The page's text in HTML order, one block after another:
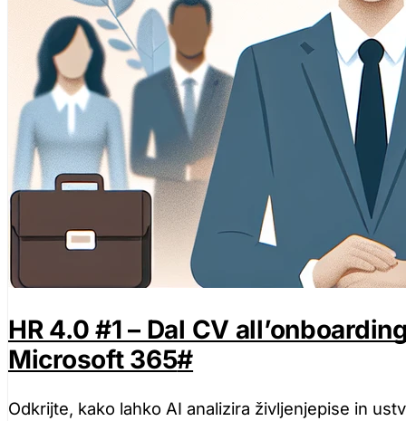
HR 4.0 #1 – Dal CV
Microsoft 365#
Odkrijte, kako lahko AI analizira življenjepise in